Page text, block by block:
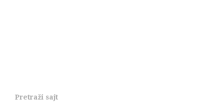
Pretraži sajt